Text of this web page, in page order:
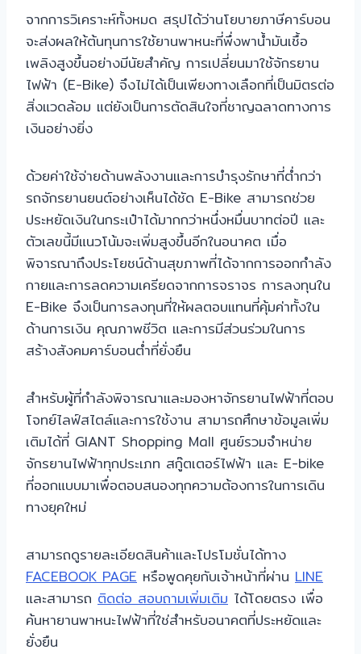
จากการวิเคราะห์ทั้งหมด สรุปได้ว่านโยบายภาษีคาร์บอน
จะส่งผลให้ต้นทุนการใช้ยานพาหนะที่พึ่งพาน้ำมันเชื้อ
เพลิงสูงขึ้นอย่างมีนัยสำคัญ การเปลี่ยนมาใช้จักรยาน
ไฟฟ้า (E-Bike) จึงไม่ได้เป็นเพียงทางเลือกที่เป็นมิตรต่อ
สิ่งแวดล้อม แต่ยังเป็นการตัดสินใจที่ชาญฉลาดทางการ
เงินอย่างยิ่ง
ด้วยค่าใช้จ่ายด้านพลังงานและการบำรุงรักษาที่ต่ำกว่า
รถจักรยานยนต์อย่างเห็นได้ชัด E-Bike สามารถช่วย
ประหยัดเงินในกระเป๋าได้มากกว่าหนึ่งหมื่นบาทต่อปี และ
ตัวเลขนี้มีแนวโน้มจะเพิ่มสูงขึ้นอีกในอนาคต เมื่อ
พิจารณาถึงประโยชน์ด้านสุขภาพที่ได้จากการออกกำลัง
กายและการลดความเครียดจากการจราจร การลงทุนใน
E-Bike จึงเป็นการลงทุนที่ให้ผลตอบแทนที่คุ้มค่าทั้งใน
ด้านการเงิน คุณภาพชีวิต และการมีส่วนร่วมในการ
สร้างสังคมคาร์บอนต่ำที่ยั่งยืน
สำหรับผู้ที่กำลังพิจารณาและมองหาจักรยานไฟฟ้าที่ตอบ
โจทย์ไลฟ์สไตล์และการใช้งาน สามารถศึกษาข้อมูลเพิ่ม
เติมได้ที่ GIANT Shopping Mall ศูนย์รวมจำหน่าย
จักรยานไฟฟ้าทุกประเภท สกู๊ตเตอร์ไฟฟ้า และ E-bike
ที่ออกแบบมาเพื่อตอบสนองทุกความต้องการในการเดิน
ทางยุคใหม่
สามารถดูรายละเอียดสินค้าและโปรโมชั่นได้ทาง
FACEBOOK PAGE หรือพูดคุยกับเจ้าหน้าที่ผ่าน LINE
และสามารถ ติดต่อ สอบถามเพิ่มเติม ได้โดยตรง เพื่อ
ค้นหายานพาหนะไฟฟ้าที่ใช่สำหรับอนาคตที่ประหยัดและ
ยั่งยืน